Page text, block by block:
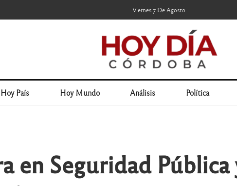
Viernes 7 De Agosto
Hoy País Hoy Mundo Análisis Política
en Seguridad